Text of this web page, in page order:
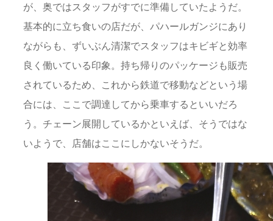
が、奥ではスタッフがすでに準備していたようだ。
基本的に立ち食いの店だが、パハールガンジにあり
ながらも、ずいぶん清潔でスタッフはキビギと効率
良く働いている印象。持ち帰りのパッケージも販売
されているため、これから鉄道で移動などという場
合には、ここで調達してから乗車するといいだろ
う。チェーン展開しているかといえば、そうではな
いようで、店舗はここにしかないそうだ。